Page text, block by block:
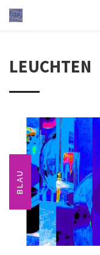
LEUCHTEN
BLAU